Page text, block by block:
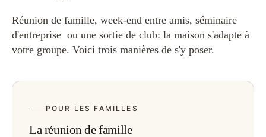
Réunion de famille, week-end entre amis, séminaire
d'entreprise ou une sortie de club: la maison s'adapte à
votre groupe. Voici trois manières de s'y poser.
POUR LES FAMILLES
La réunion de famille